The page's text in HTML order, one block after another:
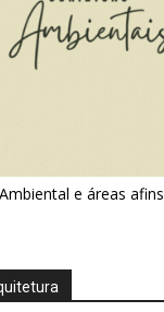
e áreas afins